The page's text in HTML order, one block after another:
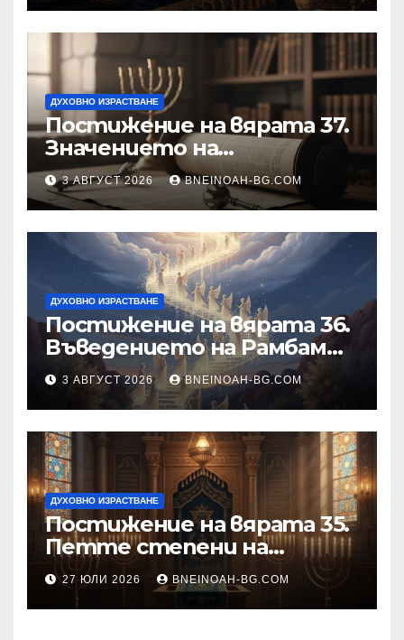
ДУХОВНО ИЗРАСТВАНЕ
Постижение на вярата 37.
Значението на
познанието за същността
на Бъдещия свят
3 АВГУСТ 2026 BNEINOAH-BG.COM
ДУХОВНО ИЗРАСТВАНЕ
Постижение на вярата 36.
Въведението на Рамбам
към Тринадесетте Основи
3 АВГУСТ 2026 BNEINOAH-BG.COM
ДУХОВНО ИЗРАСТВАНЕ
Постижение на вярата 35.
Петте степени на
разкриване на истината
като основа на вярата
27 ЮЛИ 2026 BNEINOAH-BG.COM